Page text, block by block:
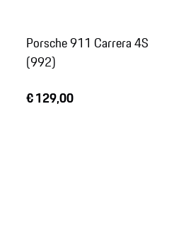
Porsche 911 Carrera 4S
(992)
€ 129,00